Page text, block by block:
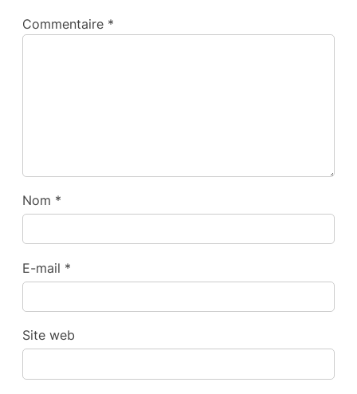
Commentaire *
Nom *
E-mail *
Site web